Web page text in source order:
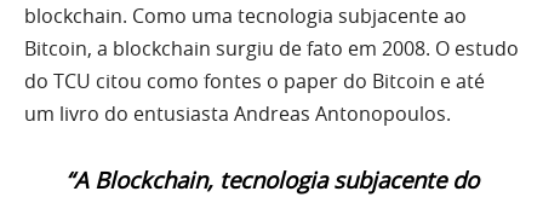
blockchain. Como uma tecnologia subjacente ao
Bitcoin, a blockchain surgiu de fato em 2008. O estudo
do TCU citou como fontes o paper do Bitcoin e até
um livro do entusiasta Andreas Antonopoulos.
“A Blockchain, tecnologia subjacente do